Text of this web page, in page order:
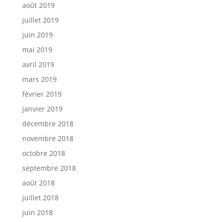
août 2019
juillet 2019
juin 2019
mai 2019
avril 2019
mars 2019
février 2019
janvier 2019
décembre 2018
novembre 2018
octobre 2018
septembre 2018
août 2018
juillet 2018
juin 2018